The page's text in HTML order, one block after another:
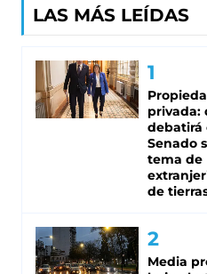
LAS MÁS LEÍDAS
privada:
debatirá
Senado
tema de
de
Media